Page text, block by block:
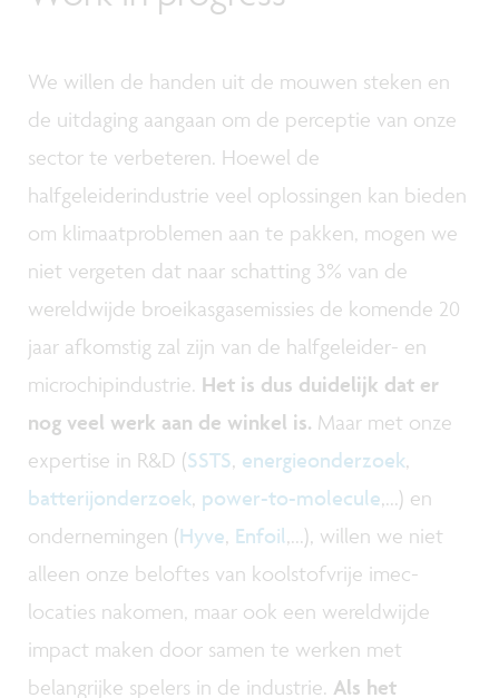
We willen de handen uit de mouwen steken en
de uitdaging aangaan om de perceptie van onze
sector te verbeteren. Hoewel de
halfgeleiderindustrie veel oplossingen kan bieden
om klimaatproblemen aan te pakken, mogen we
niet vergeten dat naar schatting 3% van de
wereldwijde broeikasgasemissies de komende 20
jaar afkomstig zal zijn van de halfgeleider- en
microchipindustrie. Het is dus duidelijk dat er
nog veel werk aan de winkel is. Maar met onze
expertise in R&D (SSTS, energieonderzoek,
batterijonderzoek, power-to-molecule,...) en
ondernemingen (Hyve, Enfoil,...), willen we niet
alleen onze beloftes van koolstofvrije imec-
locaties nakomen, maar ook een wereldwijde
impact maken door samen te werken met
belangrijke spelers in de industrie. Als het